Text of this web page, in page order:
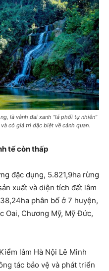
là vành đai xanh “lá phổi tự nhiên”
có giá trị đặc biệt về cảnh quan.
tế còn thấp
đặc dụng, 5.821,9ha rừng
xuất và diện tích đất lâm
phân bố ở 7 huyện,
Oai, Chương Mỹ, Mỹ Đức,
lâm Hà Nội Lê Minh
tác bảo vệ và phát triển